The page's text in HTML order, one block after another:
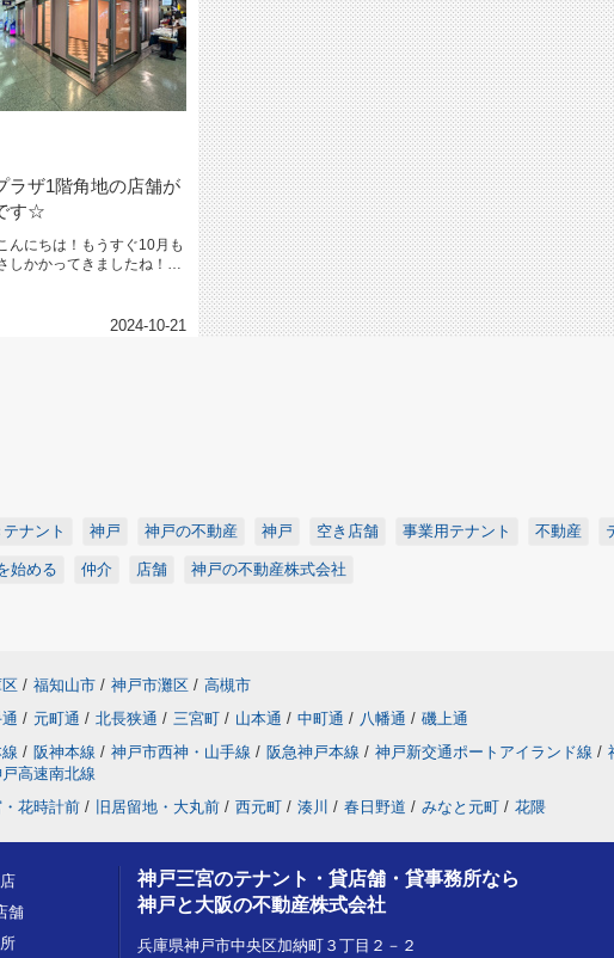
ラザ1階角地の店舗が
す☆
んにちは！もうすぐ10月も
しかかってきましたね！ハ
2024-10-21
テナント 神戸 神戸の不動産 神戸 空き店舗 事業用テナント 不動産
始める 仲介 店舗 神戸の不動産株式会社
/ 福知山市 / 神戸市灘区 / 高槻市
/ 元町通 / 北長狭通 / 三宮町 / 山本通 / 中町通 / 八幡通 / 磯上通
/ 阪神本線 / 神戸市西神・山手線 / 阪急神戸本線 / 神戸新交通ポートアイランド線 /
高速南北線
花時計前 / 旧居留地・大丸前 / 西元町 / 湊川 / 春日野道 / みなと元町 / 花隈
舗
神戸三宮のテナント・貸店舗・貸事務所なら
神戸と大阪の不動産株式会社
兵庫県神戸市中央区加納町３丁目２－２